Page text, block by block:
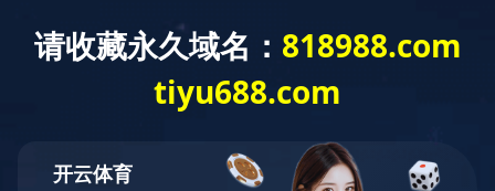
leyu乐鱼在线登录入口